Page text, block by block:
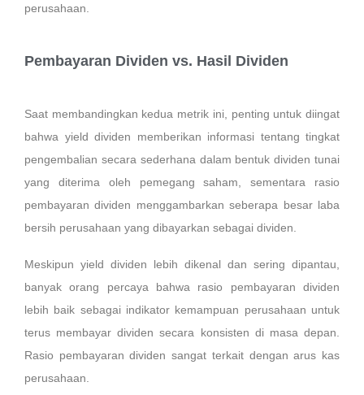
perusahaan.
Pembayaran Dividen vs. Hasil Dividen
Saat membandingkan kedua metrik ini, penting untuk diingat
bahwa yield dividen memberikan informasi tentang tingkat
pengembalian secara sederhana dalam bentuk dividen tunai
yang diterima oleh pemegang saham, sementara rasio
pembayaran dividen menggambarkan seberapa besar laba
bersih perusahaan yang dibayarkan sebagai dividen.
Meskipun yield dividen lebih dikenal dan sering dipantau,
banyak orang percaya bahwa rasio pembayaran dividen
lebih baik sebagai indikator kemampuan perusahaan untuk
terus membayar dividen secara konsisten di masa depan.
Rasio pembayaran dividen sangat terkait dengan arus kas
perusahaan.